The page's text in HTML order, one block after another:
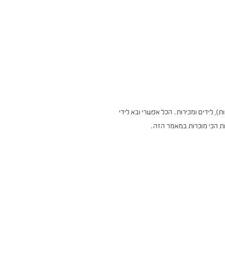
לידים ומכירות. הכל אפשרי ובא לידי
הכי מוכרות במאמר הזה.